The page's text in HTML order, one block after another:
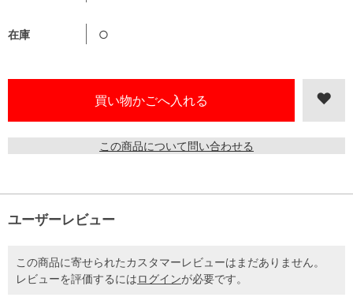
在庫 ○
この商品について問い合わせる
ユーザーレビュー
この商品に寄せられたカスタマーレビューはまだありません。
レビューを評価するにはログインが必要です。